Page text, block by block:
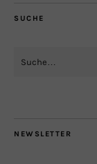
SUCHE
NEWSLETTER